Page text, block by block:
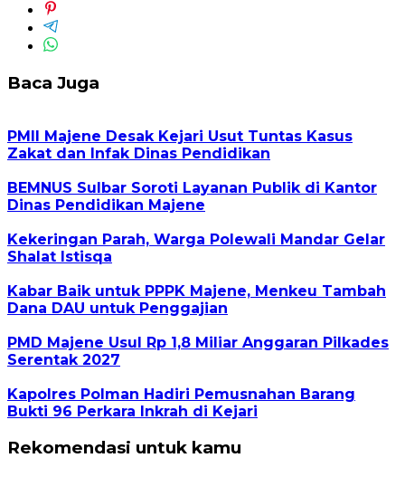
Baca Juga
PMII Majene Desak Kejari Usut Tuntas Kasus
Zakat dan Infak Dinas Pendidikan
BEMNUS Sulbar Soroti Layanan Publik di Kantor
Dinas Pendidikan Majene
Kekeringan Parah, Warga Polewali Mandar Gelar
Shalat Istisqa
Kabar Baik untuk PPPK Majene, Menkeu Tambah
Dana DAU untuk Penggajian
PMD Majene Usul Rp 1,8 Miliar Anggaran Pilkades
Serentak 2027
Kapolres Polman Hadiri Pemusnahan Barang
Bukti 96 Perkara Inkrah di Kejari
Rekomendasi untuk kamu